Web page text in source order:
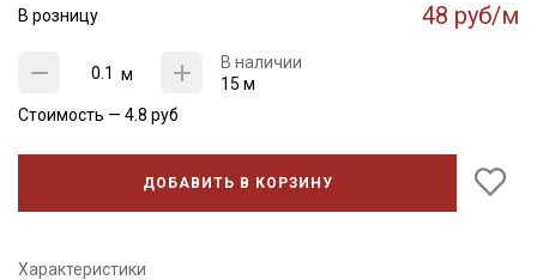
В розницу 48 руб/м
м
В наличии
15 м
Стоимость — 4.8 руб
ДОБАВИТЬ В КОРЗИНУ
Характеристики